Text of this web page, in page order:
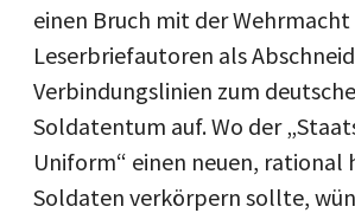
einen Bruch mit der
Leserbriefautoren als
Verbindungslinien zum
Soldatentum auf. Wo der
Uniform“ einen neuen, rational
Soldaten verkörpern sollte,